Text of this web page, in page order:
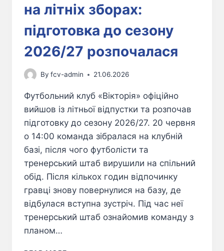
на літніх зборах:
підготовка до сезону
2026/27 розпочалася
By fcv-admin 21.06.2026
Футбольний клуб «Вікторія» офіційно
вийшов із літньої відпустки та розпочав
підготовку до сезону 2026/27. 20 червня
о 14:00 команда зібралася на клубній
базі, після чого футболісти та
тренерський штаб вирушили на спільний
обід. Після кількох годин відпочинку
гравці знову повернулися на базу, де
відбулася вступна зустріч. Під час неї
тренерський штаб ознайомив команду з
планом…